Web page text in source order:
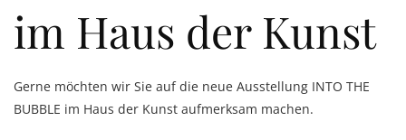
im Haus der Kunst
Gerne möchten wir Sie auf die neue Ausstellung INTO THE
BUBBLE im Haus der Kunst aufmerksam machen.